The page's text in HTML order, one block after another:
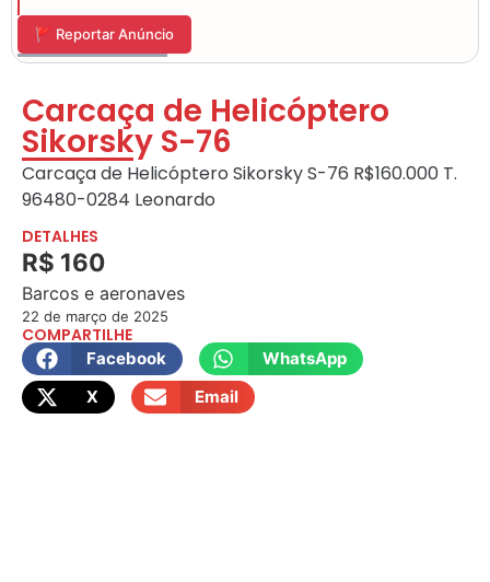
🚩 Reportar Anúncio
Carcaça de Helicóptero
Sikorsky S-76
Carcaça de Helicóptero Sikorsky S-76 R$160.000 T.
96480-0284 Leonardo
DETALHES
R$ 160
Barcos e aeronaves
22 de março de 2025
COMPARTILHE
Facebook
WhatsApp
X
Email